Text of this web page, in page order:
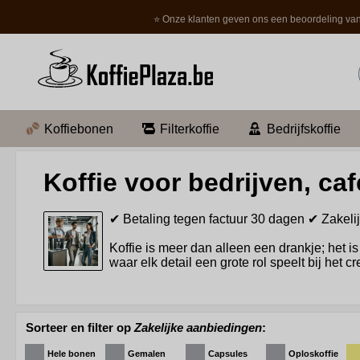
⭐ Onze klanten geven ons een beoordeling
Koffiebonen Filterkoffie Bedrijfskoffie
Koffie voor bedrijven,
✔ Betaling tegen factuur 30 dagen ✔
Koffie is meer dan alleen een drankje; het
waar elk detail een grote rol speelt bij het
Een klassieke medium gebrande filterkoffie is een
Bovendien is het voor bedrijven voordelig om te
mogelijkheid om de bonen vlak voor het zetten te
Sorteer en filter opZakelijke aanbiedingen:
Hele bonen Gemalen Capsules Oploskoffie